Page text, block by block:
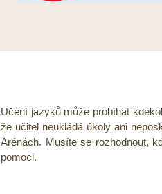
Učení jazyků může probíhat
že učitel neukládá úkoly ani
Arénách. Musíte se rozhodnout,
pomoci.